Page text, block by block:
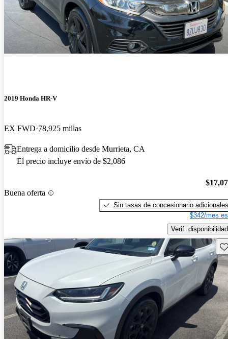
2019 Honda HR-V
EX FWD 78,925 millas
Entrega a domicilio desde Murrieta, CA
El precio incluye envío de $2,086
Buena oferta
Sin tasas de concesionario adicionales
$342/mes
Verif. disponibilidad